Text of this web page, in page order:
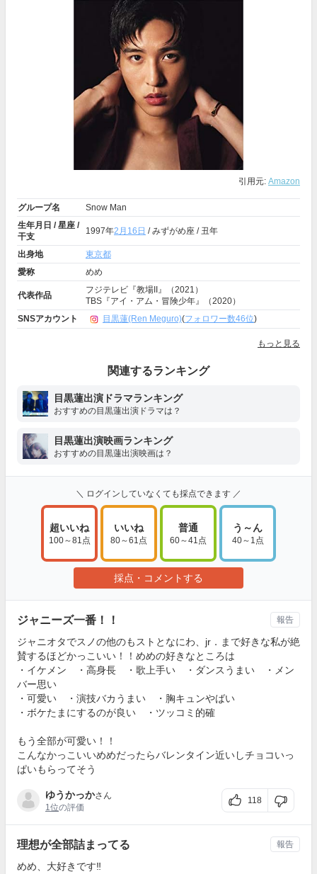
引用元: Amazon
グループ名
Snow Man
生年月日 / 星座 /
干支
1997年2月16日 / みずがめ座 / 丑年
出身地
東京都
愛称
めめ
代表作品
フジテレビ『教場II』（2021）
TBS『アイ・アム・冒険少年』（2020）
SNSアカウント
目黒蓮(Ren Meguro)(フォロワー数46位)
もっと見る
関連するランキング
目黒蓮出演ドラマランキング
おすすめの目黒蓮出演ドラマは？
目黒蓮出演映画ランキング
おすすめの目黒蓮出演映画は？
＼ ログインしていなくても採点できます ／
超いいね
100～81点
いいね
80～61点
普通
60～41点
う～ん
40～1点
採点・コメントする
ジャニーズ一番！！
ジャニオタでスノの他のもストとなにわ、jr．まで好きな私が絶
賛するほどかっこいい！！めめの好きなところは
・イケメン ・高身長 ・歌上手い ・ダンスうまい ・メン
バー思い
・可愛い ・演技バカうまい ・胸キュンやばい
・ボケたまにするのが良い ・ツッコミ的確
もう全部が可愛い！！
こんなかっこいいめめだったらバレンタイン近いしチョコいっ
ぱいもらってそう
ゆうかっかさん
1位の評価
118
報告
理想が全部詰まってる
めめ、大好きです‼︎
報告